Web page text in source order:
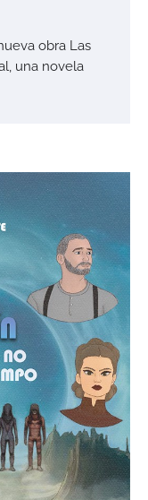
obra Las
una novela